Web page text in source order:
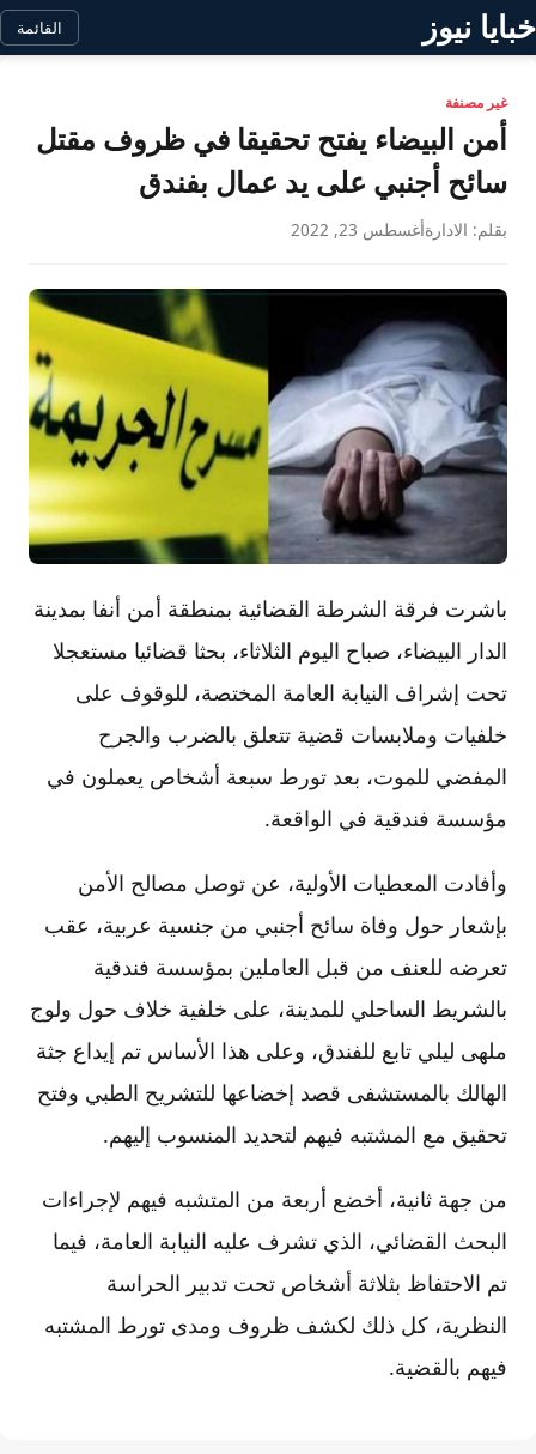
خبايا نيوز القائمة
غير مصنفة
أمن البيضاء يفتح تحقيقا في ظروف مقتل
سائح أجنبي على يد عمال بفندق
بقلم: الادارةأغسطس 23, 2022
باشرت فرقة الشرطة القضائية بمنطقة أمن أنفا بمدينة
الدار البيضاء، صباح اليوم الثلاثاء، بحثا قضائيا مستعجلا
تحت إشراف النيابة العامة المختصة، للوقوف على
خلفيات وملابسات قضية تتعلق بالضرب والجرح
المفضي للموت، بعد تورط سبعة أشخاص يعملون في
مؤسسة فندقية في الواقعة.
وأفادت المعطيات الأولية، عن توصل مصالح الأمن
بإشعار حول وفاة سائح أجنبي من جنسية عربية، عقب
تعرضه للعنف من قبل العاملين بمؤسسة فندقية
بالشريط الساحلي للمدينة، على خلفية خلاف حول ولوج
ملهى ليلي تابع للفندق، وعلى هذا الأساس تم إيداع جثة
الهالك بالمستشفى قصد إخضاعها للتشريح الطبي وفتح
تحقيق مع المشتبه فيهم لتحديد المنسوب إليهم.
من جهة ثانية، أخضع أربعة من المتشبه فيهم لإجراءات
البحث القضائي، الذي تشرف عليه النيابة العامة، فيما
تم الاحتفاظ بثلاثة أشخاص تحت تدبير الحراسة
النظرية، كل ذلك لكشف ظروف ومدى تورط المشتبه
فيهم بالقضية.